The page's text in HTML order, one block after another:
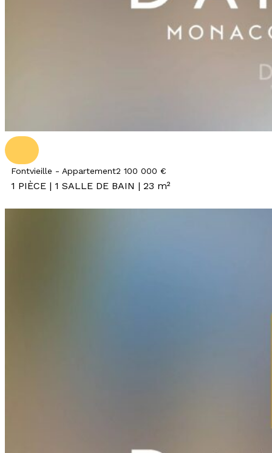
Fontvieille - Appartement2 100 000 €
1 PIÈCE | 1 SALLE DE BAIN | 23 m²